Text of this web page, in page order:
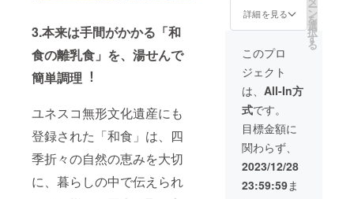
3.本来は⼿間がかかる「和
⾷の離乳⾷」を、湯せんで
簡単調理︕
ユネスコ無形⽂化遺産にも
登録された「和⾷」は、四
季折々の⾃然の恵みを⼤切
に、暮らしの中で伝えられ
で生で
柔らか
シャキ
シャキ
です。
「虫食
いは嫌
がられ
ます
をかけ
度、詳
にてご
ださ
い。 ※
宮崎県
産
養豚の
考え方
きるだ
け早く
たくさ
ん出荷
できる
ように
効率化
を目指
すのが
通常で
す。そ
のため
詳細を見る ー
ン
を
選
択
す
る
このプロ
ジェクト
は、 All-In方
式です。
目標金額に
関わらず、
2023/12/28
23:59:59ま